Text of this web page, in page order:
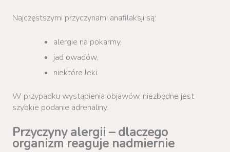
Najczęstszymi przyczynami anafilaksji są:
alergie na pokarmy,
jad owadów,
niektóre leki.
W przypadku wystąpienia objawów, niezbędne jest
szybkie podanie adrenaliny.
Przyczyny alergii – dlaczego
organizm reaguje nadmiernie